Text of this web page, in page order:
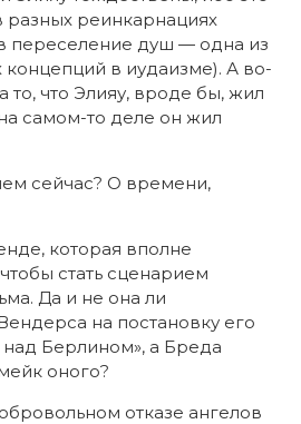
разных реинкарнациях
переселение душ — одна из
в иудаизме). А во-
то, что Элияу, вроде бы, жил
самом-то деле он жил
сейчас? О времени,
которая вполне
стать сценарием
Да и не она ли
на постановку его
Берлином», а Бреда
оного?
отказе ангелов